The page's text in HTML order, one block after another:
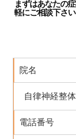
まずはあなたの
軽にご相談下さい
院名
自律神経整
電話番号